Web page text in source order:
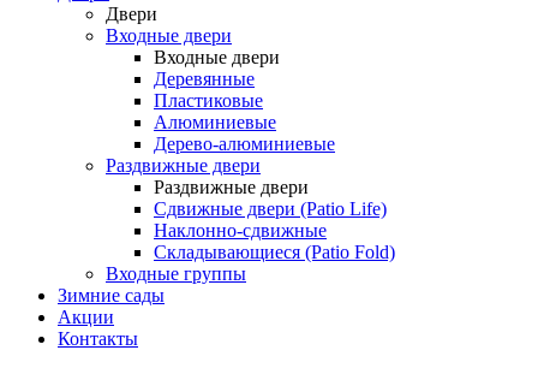
Двери
Входные двери
Входные двери
Деревянные
Пластиковые
Алюминиевые
Дерево-алюминиевые
Раздвижные двери
Раздвижные двери
Сдвижные двери (Patio Life)
Наклонно-сдвижные
Складывающиеся (Patio Fold)
Входные группы
Зимние сады
Акции
Контакты